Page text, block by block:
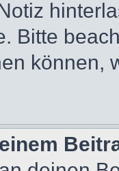
Bitte
können,